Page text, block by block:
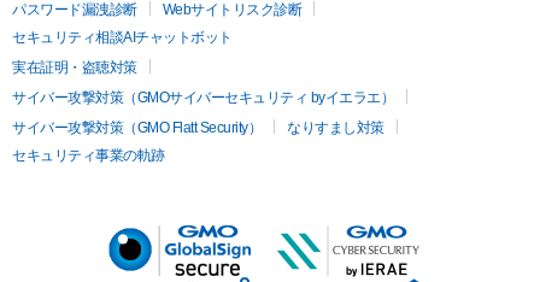
パスワード漏洩診断
Webサイトリスク診断
セキュリティ相談AIチャットボット
実在証明・盗聴対策
サイバー攻撃対策（GMOサイバーセキュリティ byイエラエ）
サイバー攻撃対策（GMO Flatt Security）
なりすまし対策
セキュリティ事業の軌跡